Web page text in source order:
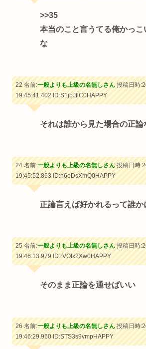
>>35
本当のこと言うてる俺かっ
な
22 名前:一般よりも上級の名無しさん投稿日時
19:45:41.402ID:S1jbJflC0HAPPY
それは誰から見た場合の正論
24 名前:一般よりも上級の名無しさん投稿日時
19:45:52.863ID:n6oDsXmQ0HAPPY
正論言えば好かれるって誰か
25 名前:一般よりも上級の名無しさん投稿日時
19:46:13.979ID:rVOfx2Xw0HAPPY
そのまま正論を通せばいい
26 名前:一般よりも上級の名無しさん投稿日時
19:46:29.960ID:STS3s9vmpHAPPY